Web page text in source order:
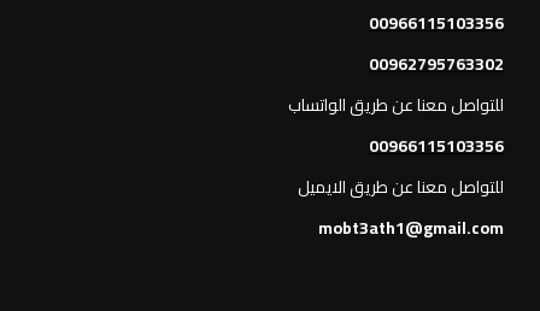
00966115103356
00962795763302
للتواصل معنا عن طريق الواتساب
00966115103356
للتواصل معنا عن طريق الايميل
mobt3ath1@gmail.com